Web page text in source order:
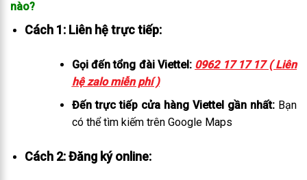
nào?
Cách 1: Liên hệ trực tiếp:
Gọi đến tổng đài Viettel: 0962 17 17 17 ( Liên
hệ zalo miễn phí )
Đến trực tiếp cửa hàng Viettel gần nhất:Bạn
có thể tìm kiếm trên Google Maps
Cách 2: Đăng ký online: